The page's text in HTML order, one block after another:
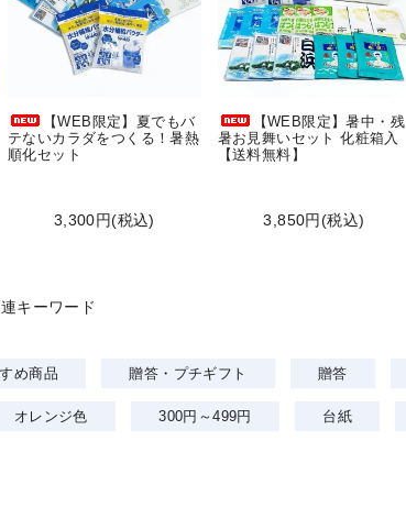
【WEB限定】夏でもバ
テないカラダをつくる！暑熱
順化セット
3,300円(税込)
【WEB限定】暑中・残
暑お見舞いセット 化粧箱入
【送料無料】
3,850円(税込)
キーワード
め商品 贈答・プチギフト 贈答
オレンジ色 300円～499円 台紙